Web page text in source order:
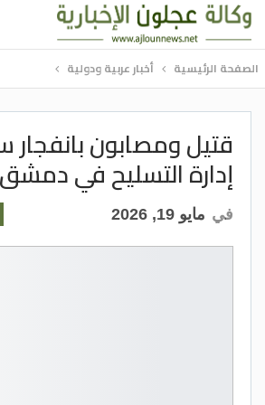
الصفحة الرئيسية أخبار عربية ودولية
قتيل ومصابون بانفجار
إدارة التسليح في دمشق
في مايو 19, 2026